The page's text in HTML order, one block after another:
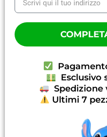
Esclusivo
Spedizione
Ultimi 7